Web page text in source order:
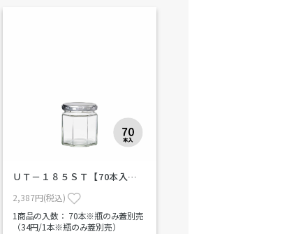
ＵＴ－１８５ＳＴ【70本入…
2,387円(税込)
1商品の入数： 70本※瓶のみ蓋別売
（34円/1本※瓶のみ蓋別売）